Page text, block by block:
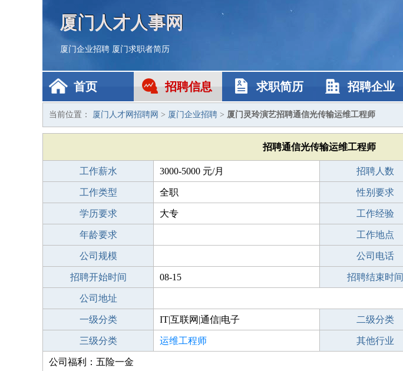
厦门人才人事网
厦门企业招聘 厦门求职者简历
首页 招聘信息 求职简历 招聘企业
当前位置： 厦门人才网招聘网 > 厦门企业招聘 > 厦门灵玲演艺招聘通信光传输运维工程师
招聘通信光传输运维工程师
工作薪水 3000-5000 元/月 招聘人数
工作类型 全职 性别要求
学历要求 大专 工作经验
年龄要求 工作地点
公司规模 公司电话
招聘开始时间 08-15 招聘结束时间
公司地址
一级分类 IT|互联网|通信|电子 二级分类
三级分类 运维工程师 其他行业
公司福利：五险一金